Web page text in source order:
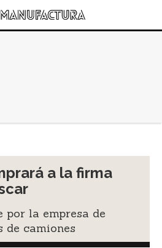
a la firma
por la empresa de
de camiones